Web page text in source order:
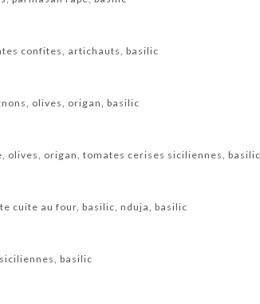
confites, artichauts, basilic
olives, origan, basilic
olives, origan, tomates cerises siciliennes, basilic
cuite au four, basilic, nduja, basilic
basilic